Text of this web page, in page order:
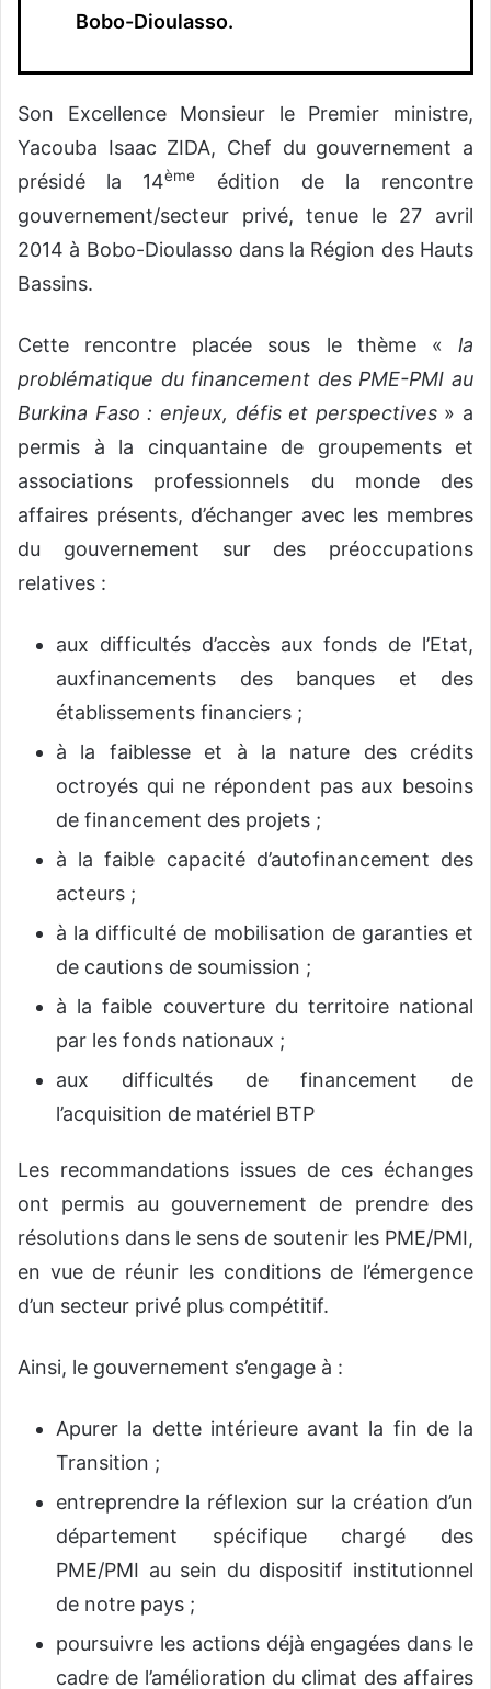
r
e
Bobo-Dioulasso.
Son Excellence Monsieur le Premier ministre,
Yacouba Isaac ZIDA, Chef du gouvernement a
présidé la 14ème
édition de la rencontre
gouvernement/secteur privé, tenue le 27 avril
2014 à Bobo-Dioulasso dans la Région des Hauts
Bassins.
Cette rencontre placée sous le thème « la
problématique du financement des PME-PMI au
Burkina Faso : enjeux, défis et perspectives » a
permis à la cinquantaine de groupements et
associations professionnels du monde des
affaires présents, d’échanger avec les membres
du gouvernement sur des préoccupations
relatives :
aux difficultés d’accès aux fonds de l’Etat,
auxfinancements des banques et des
établissements financiers ;
à la faiblesse et à la nature des crédits
octroyés qui ne répondent pas aux besoins
de financement des projets ;
à la faible capacité d’autofinancement des
acteurs ;
à la difficulté de mobilisation de garanties et
de cautions de soumission ;
à la faible couverture du territoire national
par les fonds nationaux ;
aux difficultés de financement de
l’acquisition de matériel BTP
Les recommandations issues de ces échanges
ont permis au gouvernement de prendre des
résolutions dans le sens de soutenir les PME/PMI,
en vue de réunir les conditions de l’émergence
d’un secteur privé plus compétitif.
Ainsi, le gouvernement s’engage à :
Apurer la dette intérieure avant la fin de la
Transition ;
entreprendre la réflexion sur la création d’un
département spécifique chargé des
PME/PMI au sein du dispositif institutionnel
de notre pays ;
poursuivre les actions déjà engagées dans le
cadre de l’amélioration du climat des affaires